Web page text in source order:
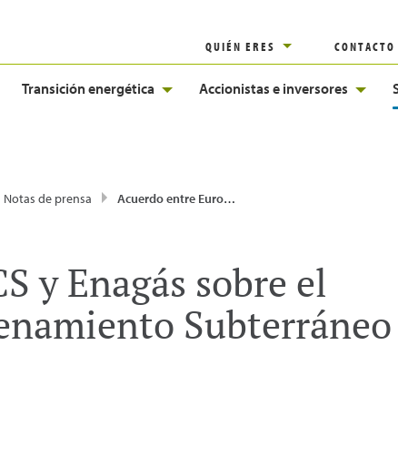
QUIÉN ERES CONTACTO
Transición energética Accionistas e inversores
Notas de prensa Acuerdo entre Eurogas, ACS y Enagás sobre el Proyecto Castor de Almacenamiento Subterráneo de gas natural
y Enagás sobre el
Subterráneo